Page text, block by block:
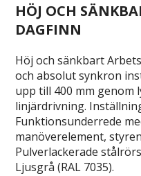
HÖJ OCH
DAGFINN
Höj och sänkbart
och absolut synkron
upp till 400 mm genom
linjärdrivning.
Funktionsunderrede
manöverelement,
Pulverlackerade
Ljusgrå (RAL 7035).